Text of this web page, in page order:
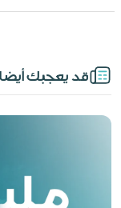
قد يعجبك أيضا